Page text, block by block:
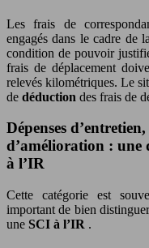
Les frais de
engagés dans le cadre de
condition de pouvoir
frais de déplacement
relevés kilométriques. Le
de déduction des frais de
Dépenses
d’amélioration : une
à l’IR
Cette catégorie est
important de bien
une SCI à l’IR .